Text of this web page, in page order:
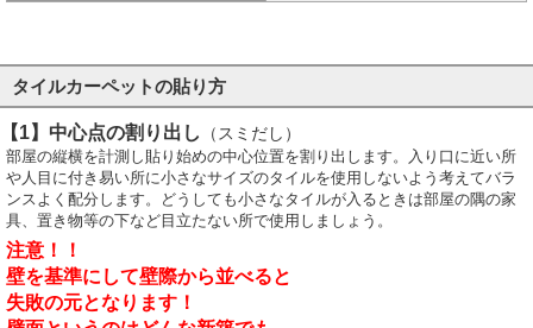
タイルカーペットの貼り方
【1】中心点の割り出し （スミだし）
部屋の縦横を計測し貼り始めの中心位置を割り出します。入り口に近い所
や人目に付き易い所に小さなサイズのタイルを使用しないよう考えてバラ
ンスよく配分します。どうしても小さなタイルが入るときは部屋の隅の家
具、置き物等の下など目立たない所で使用しましょう。
注意！！
壁を基準にして壁際から並べると
失敗の元となります！